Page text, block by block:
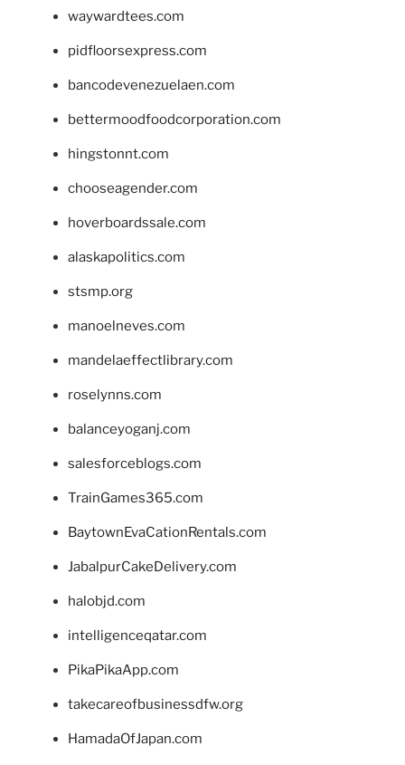
waywardtees.com
pidfloorsexpress.com
bancodevenezuelaen.com
bettermoodfoodcorporation.com
hingstonnt.com
chooseagender.com
hoverboardssale.com
alaskapolitics.com
stsmp.org
manoelneves.com
mandelaeffectlibrary.com
roselynns.com
balanceyoganj.com
salesforceblogs.com
TrainGames365.com
BaytownEvaCationRentals.com
JabalpurCakeDelivery.com
halobjd.com
intelligenceqatar.com
PikaPikaApp.com
takecareofbusinessdfw.org
HamadaOfJapan.com